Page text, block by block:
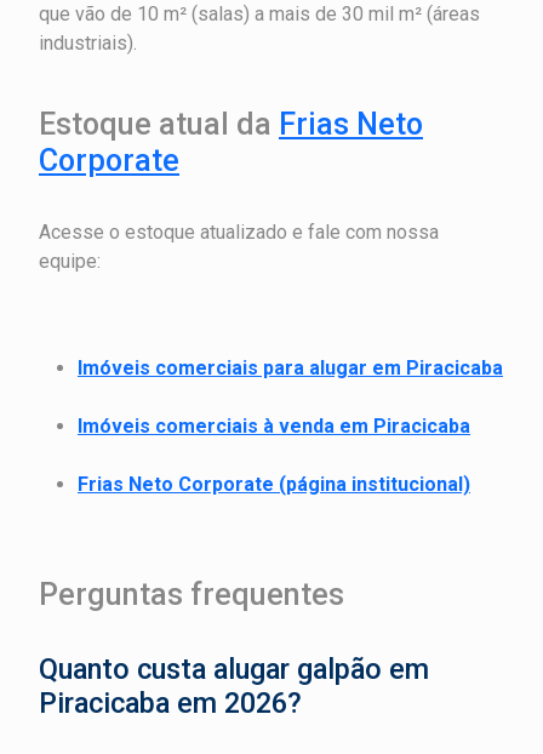
que vão de 10 m² (salas) a mais de 30 mil m² (áreas
industriais).
Estoque atual da Frias Neto
Corporate
Acesse o estoque atualizado e fale com nossa
equipe:
Imóveis comerciais para alugar em Piracicaba
Imóveis comerciais à venda em Piracicaba
Frias Neto Corporate (página institucional)
Perguntas frequentes
Quanto custa alugar galpão em
Piracicaba em 2026?